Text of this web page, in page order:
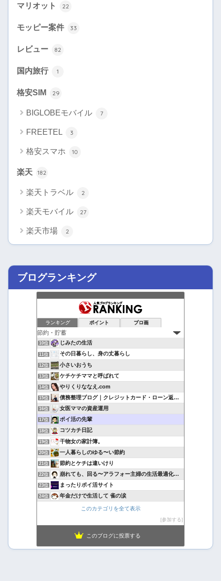
マリオット 22
モッピー案件 33
レビュー 82
国内旅行 1
格安SIM 29
BIGLOBEモバイル 7
FREETEL 3
格安スマホ 10
楽天 182
楽天トラベル 2
楽天モバイル 27
楽天市場 2
ブログランキング
ランキング ポイント ブロ画
10位 じみたの生活
11位 その日暮らし、身の丈暮らし
12位 小さいおうち
13位 ケチケチママと呼ばれて
14位 やりくりななえ.com
15位 債務整理ブログ｜クレジットカード・ローン返済で悩んでいる方へ
16位 女医ママの資産運用
17位 ポイ活の先輩
18位 コツカチ日記
19位 干物女の家計簿。
20位 一人暮らしのゆる〜い節約
21位 節約とケチは違いけり
22位 崩れても、回る〜アラフォー主婦の生活最適化日記
23位 まったりポイ活サイト
24位 年金だけで生活して 雀の涙
このカテゴリを全て表示
参加する
このブログに投票する